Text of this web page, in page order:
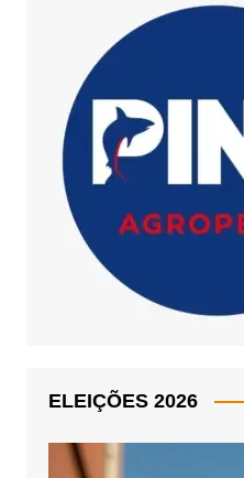
ELEIÇÕES 2026